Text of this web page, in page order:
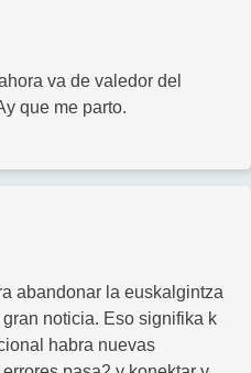
va de valedor del
que me parto.
abandonar la euskalgintza
noticia. Eso signifika k
habra nuevas